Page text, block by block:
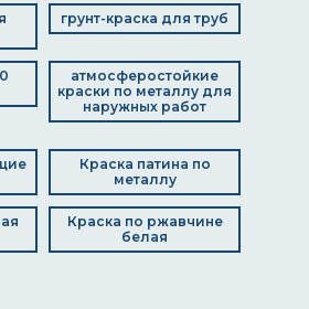
грунт-краска для труб
атмосферостойкие
краски по металлу для
наружных работ
Краска патина по
металлу
Краска по ржавчине
белая